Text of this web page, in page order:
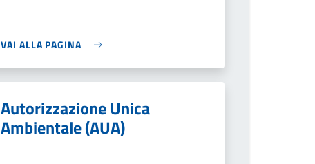
VAI ALLA PAGINA
Autorizzazione Unica
Ambientale (AUA)